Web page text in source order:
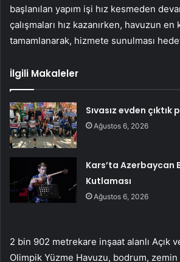
başlanılan yapım işi hız kesmeden
çalışmaları hız kazanırken, havuzun en
tamamlanarak, hizmete sunulması
İlgili Makaleler
Sıvasız evden
Ağustos 6, 2026
Kars’ta Azerbaycan
Kutlaması
Ağustos 6, 2026
2 bin 902 metrekare inşaat alanlı Açık
Olimpik Yüzme Havuzu, bodrum, zemin